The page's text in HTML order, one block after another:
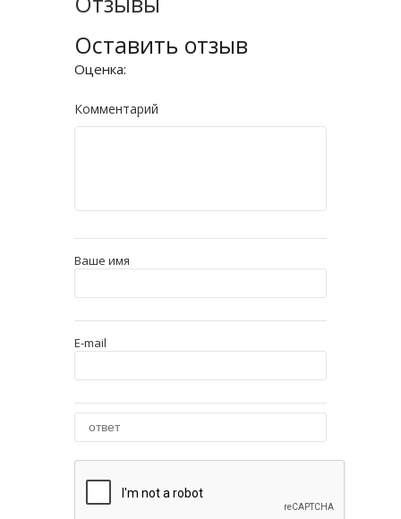
Оставить отзыв
Оценка:
Комментарий
Ваше имя
E-mail